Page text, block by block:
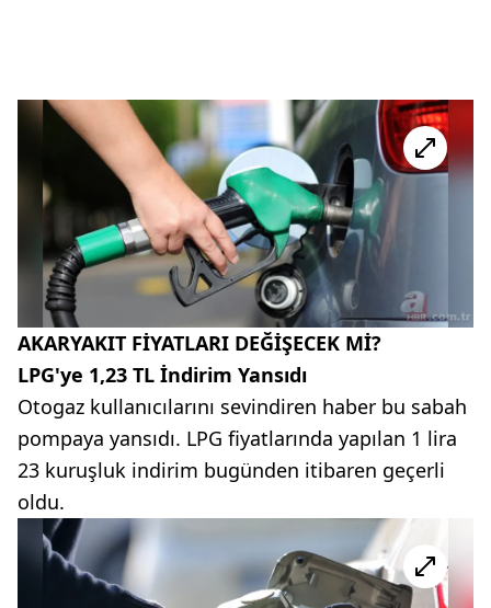
AKARYAKIT FİYATLARI DEĞİŞECEK Mİ?
LPG'ye 1,23 TL İndirim Yansıdı
Otogaz kullanıcılarını sevindiren haber bu sabah
pompaya yansıdı. LPG fiyatlarında yapılan 1 lira
23 kuruşluk indirim bugünden itibaren geçerli
oldu.